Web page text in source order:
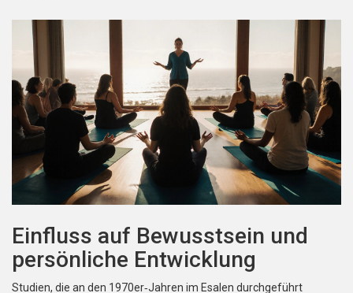
Einfluss auf Bewusstsein und
persönliche Entwicklung
Studien, die an den 1970er‑Jahren im Esalen durchgeführt